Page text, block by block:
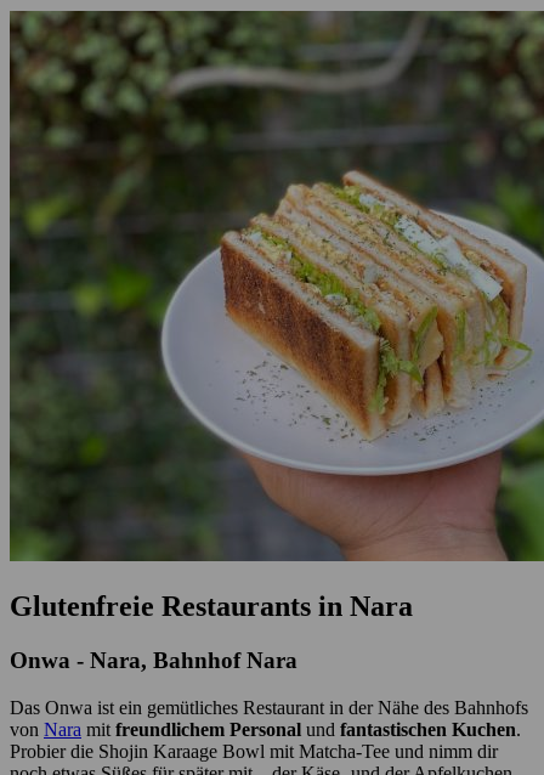
Glutenfreie Restaurants in Nara
Onwa - Nara, Bahnhof Nara
Das Onwa ist ein gemütliches Restaurant in der Nähe des Bahnhofs
von Nara mit freundlichem Personal und fantastischen Kuchen.
Probier die Shojin Karaage Bowl mit Matcha-Tee und nimm dir